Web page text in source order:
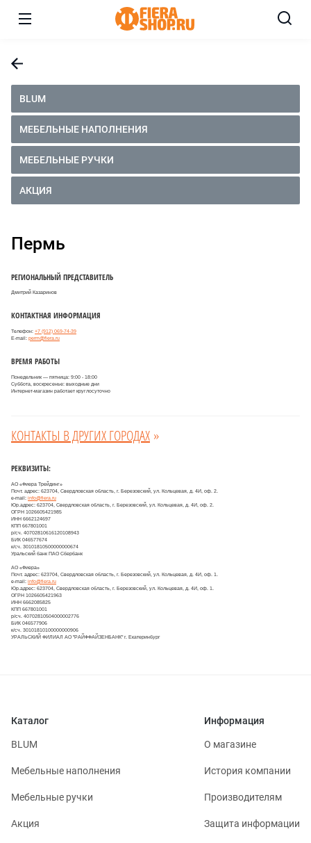
BLUM
МЕБЕЛЬНЫЕ НАПОЛНЕНИЯ
МЕБЕЛЬНЫЕ РУЧКИ
АКЦИЯ
Пермь
РЕГИОНАЛЬНЫЙ ПРЕДСТАВИТЕЛЬ
Дмитрий Казаринов
КОНТАКТНАЯ ИНФОРМАЦИЯ
Телефон: +7 (912) 069-74-39
E-mail: perm@fiera.ru
ВРЕМЯ РАБОТЫ
Понедельник — пятница: 9:00 - 18:00
Суббота, воскресенье: выходные дни
Интернет-магазин работает круглосуточно
КОНТАКТЫ В ДРУГИХ ГОРОДАХ »
РЕКВИЗИТЫ:
АО «Фиера Трейдинг»
Почт. адрес: 623704, Свердловская область, г. Березовский, ул. Кольцевая, д. 4И, оф. 2.
e-mail: info@fiera.ru
Юр.адрес: 623704, Свердловская область, г. Березовский, ул. Кольцевая, д. 4И, оф. 2.
ОГРН 1026605421985
ИНН 6662124697
КПП 667801001
р/сч. 40702810616120108943
БИК 046577674
к/сч. 30101810500000000674
Уральский банк ПАО Сбербанк
АО «Фиера»
Почт. адрес: 623704, Свердловская область, г. Березовский, ул. Кольцевая, д. 4И, оф. 1.
e-mail: info@fiera.ru
Юр.адрес: 623704, Свердловская область, г. Березовский, ул. Кольцевая, д. 4И, оф. 1.
ОГРН 1026605421963
ИНН 6662085825
КПП 667801001
р/сч. 40702810504000002776
БИК 046577906
к/сч. 30101810100000000906
УРАЛЬСКИЙ ФИЛИАЛ АО "РАЙФФАЙЗЕНБАНК" г. Екатеринбург
Каталог
BLUM
Мебельные наполнения
Мебельные ручки
Акция
Информация
О магазине
История компании
Производителям
Защита информации